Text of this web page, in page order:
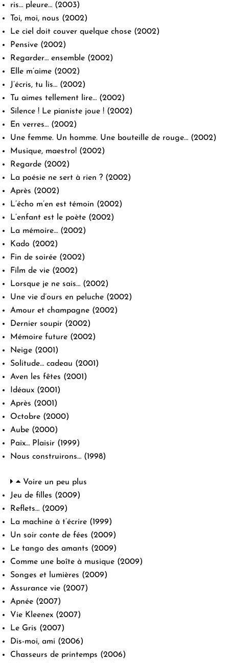
ris… pleure… (2003)
Toi, moi, nous (2002)
Le ciel doit couver quelque chose (2002)
Pensive (2002)
Regarder… ensemble (2002)
Elle m’aime (2002)
J’écris, tu lis… (2002)
Tu aimes tellement lire… (2002)
Silence ! Le pianiste joue ! (2002)
En verres… (2002)
Une femme. Un homme. Une bouteille de rouge… (2002)
Musique, maestro! (2002)
Regarde (2002)
La poésie ne sert à rien ? (2002)
Après (2002)
L’écho m’en est témoin (2002)
L’enfant est le poète (2002)
La mémoire… (2002)
Kado (2002)
Fin de soirée (2002)
Film de vie (2002)
Lorsque je ne sais… (2002)
Une vie d’ours en peluche (2002)
Amour et champagne (2002)
Dernier soupir (2002)
Mémoire future (2002)
Neige (2001)
Solitude… cadeau (2001)
Aven les fêtes (2001)
Idéaux (2001)
Après (2001)
Octobre (2000)
Aube (2000)
Paix… Plaisir (1999)
Nous construirons… (1998)
Voire un peu plus
Jeu de filles (2009)
Reflets… (2009)
La machine à t’écrire (1999)
Un soir conte de fées (2009)
Le tango des amants (2009)
Comme une boîte à musique (2009)
Songes et lumières (2009)
Assurance vie (2007)
Apnée (2007)
Vie Kleenex (2007)
Le Gris (2007)
Dis-moi, ami (2006)
Chasseurs de printemps (2006)